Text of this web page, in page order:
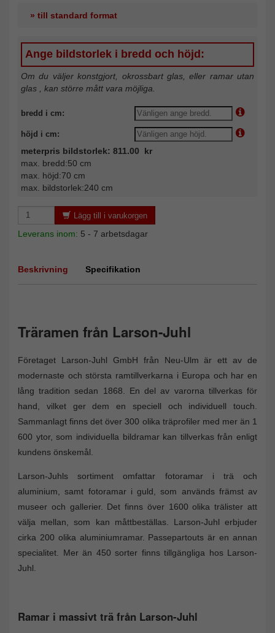
» till standard format
Ange bildstorlek i bredd och höjd:
Om du väljer konstgjort, okrossbart glas, eller ramar utan
glas , kan större mått vara möjliga.
bredd i cm:
höjd i cm:
meterpris bildstorlek: 811.00 kr
max. bredd:50 cm
max. höjd:70 cm
max. bildstorlek:240 cm
Lägg till i varukorgen
Leverans inom: 5 - 7 arbetsdagar
Beskrivning Specifikation
Träramen från Larson-Juhl
Företaget Larson-Juhl GmbH från Neu-Ulm är ett av de
modernaste och största ramtillverkarna i Europa och har en
lång tradition sedan 1868. En del av varorna tillverkas för
hand, vilket ger dem en speciell och individuell touch.
Sammanlagt finns det över 300 olika träprofiler med mer än 1
600 ytor, som individuella bildramar kan tillverkas från enligt
kundens önskemål.
Larson-Juhls sortiment omfattar fotoramar i trä och
aluminium, samt fotoramar i guld, som används främst av
museer och gallerier. Det finns över 1600 olika trälister att
välja mellan, som kan måttbeställas. Larson-Juhl erbjuder
cirka 200 olika aluminiumramar. Passepartouts är en annan
specialitet. Mer än 450 sorter finns tillgängliga hos Larson-
Juhl.
Ramar i massivt trä från Larson-Juhl